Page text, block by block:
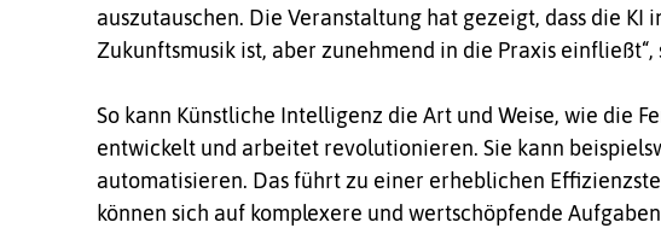
auszutauschen. Die Veranstaltung hat gezeigt, dass die KI
Zukunftsmusik ist, aber zunehmend in die Praxis einfließt“,
So kann Künstliche Intelligenz die Art und Weise, wie die
entwickelt und arbeitet revolutionieren. Sie kann
automatisieren. Das führt zu einer erheb­­­l­­ichen
können sich auf komplexere und wertschöpfende